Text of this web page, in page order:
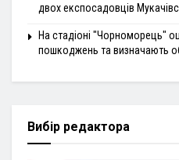
двох експосадовців
На стадіоні "Чорноморець"
пошкоджень та визначають
Вибір редактора